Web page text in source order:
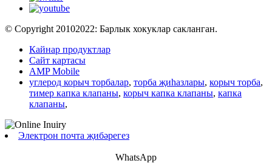
© Copyright 20102022: Барлык хокуклар сакланган.
Кайнар продуктлар
Сайт картасы
AMP Mobile
углерод корыч торбалар, торба җиһазлары, корыч торба,
тимер капка клапаны, корыч капка клапаны, капка
клапаны,
Электрон почта җибәрегез
WhatsApp